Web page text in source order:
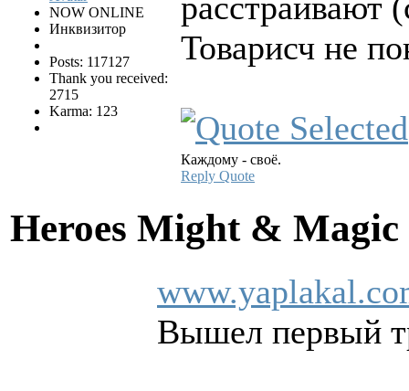
NOW ONLINE
Инквизитор
Posts: 117127
Thank you received:
2715
Karma: 123
Товарисч не
Каждому - своё.
Reply Quote
Heroes Might &
Вышел первый